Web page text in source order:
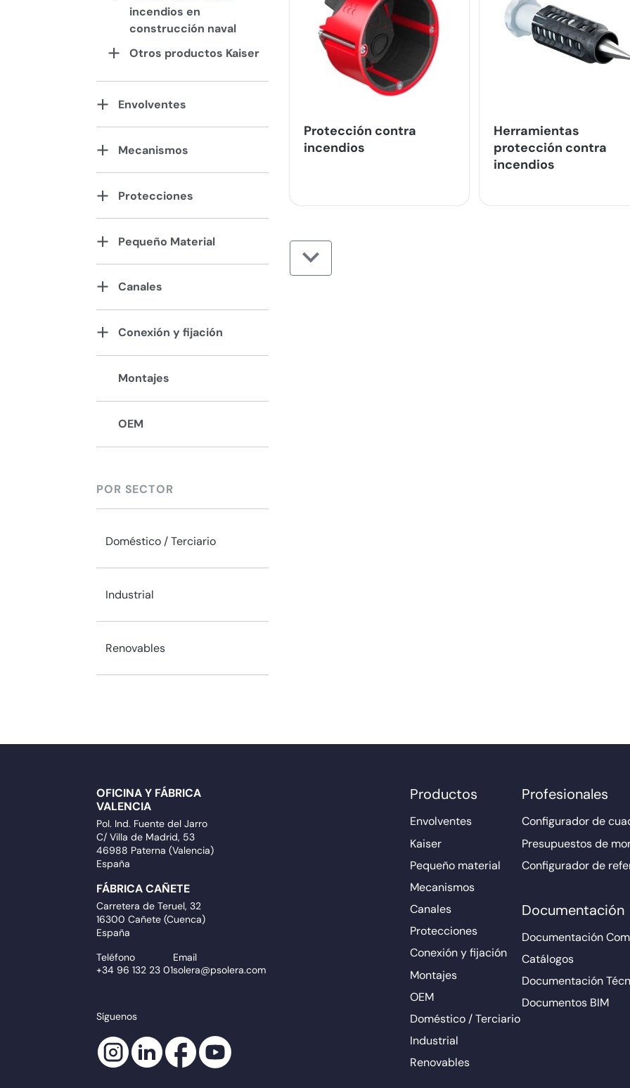
incendios en
construcción naval
Otros productos Kaiser
Envolventes
Mecanismos
Protecciones
Pequeño Material
Canales
Conexión y fijación
Montajes
OEM
POR SECTOR
Doméstico / Terciario
Industrial
Renovables
Protección contra
incendios
Herramientas
protección contra
incendios
OFICINA Y FÁBRICA
VALENCIA
Pol. Ind. Fuente del Jarro
C/ Villa de Madrid, 53
46988 Paterna (Valencia)
España
FÁBRICA CAÑETE
Carretera de Teruel, 32
16300 Cañete (Cuenca)
España
Teléfono
+34 96 132 23 01
Email
solera@psolera.com
Síguenos
Productos
Envolventes
Kaiser
Pequeño material
Mecanismos
Canales
Protecciones
Conexión y fijación
Montajes
OEM
Doméstico / Terciario
Industrial
Renovables
Profesionales
Configurador de
Presupuestos de
Configurador de
Documentación
Documentación
Catálogos
Documentación
Documentos BIM